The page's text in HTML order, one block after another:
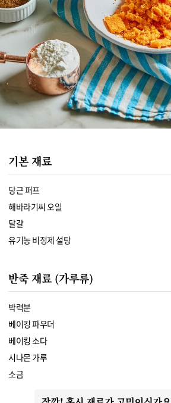
기본 재료
당근 퍼프
해바라기씨 오일
달걀
유기농 비정제 설탕
반죽 재료 (가루류)
박력분
베이킹 파우더
베이킹 소다
시나몬 가루
소금